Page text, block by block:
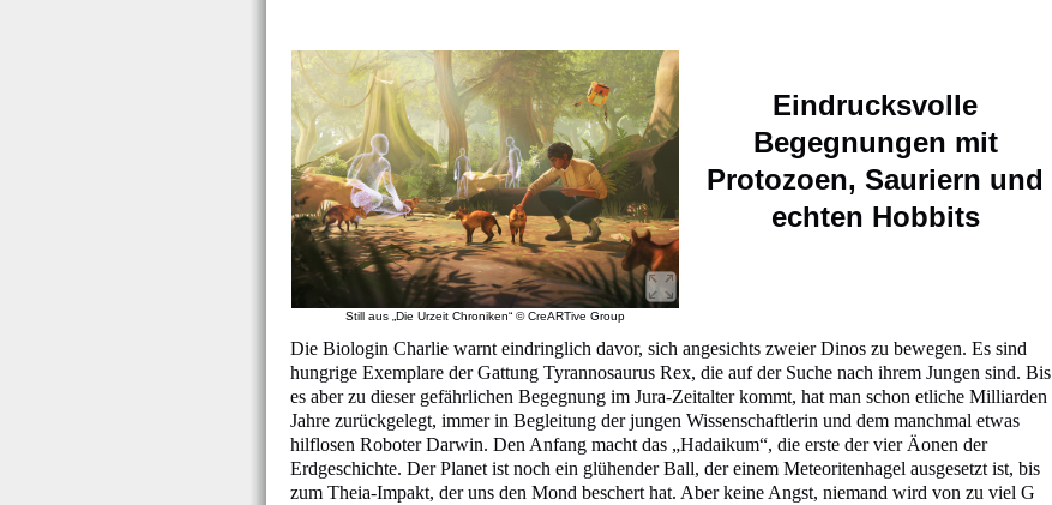
Still aus „Die Urzeit Chroniken“ © CreARTive Group
Eindrucksvolle
Begegnungen mit
Protozoen, Sauriern und
echten Hobbits
Die Biologin Charlie warnt eindringlich davor, sich angesichts zweier Dinos zu bewegen. Es sind
hungrige Exemplare der Gattung Tyrannosaurus Rex, die auf der Suche nach ihrem Jungen sind. Bis
es aber zu dieser gefährlichen Begegnung im Jura-Zeitalter kommt, hat man schon etliche Milliarden
Jahre zurückgelegt, immer in Begleitung der jungen Wissenschaftlerin und dem manchmal etwas
hilflosen Roboter Darwin. Den Anfang macht das „Hadaikum“, die erste der vier Äonen der
Erdgeschichte. Der Planet ist noch ein glühender Ball, der einem Meteoritenhagel ausgesetzt ist, bis
zum Theia-Impakt, der uns den Mond beschert hat. Aber keine Angst, niemand wird von zu viel G